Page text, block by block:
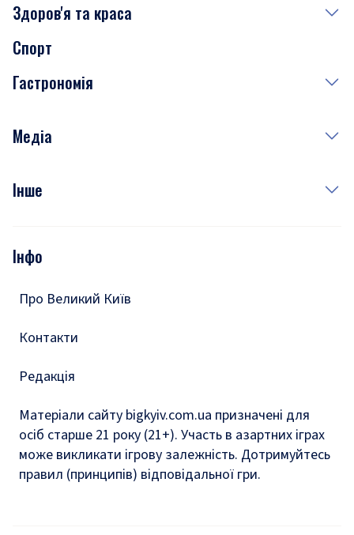
Сьогодні
Завтра
Субота
Здоров'я та краса
Медицина
Краса
Спорт
Гастрономія
Рецепти
Медіа
Фото
Подкасти
Інше
Тести
Інфо
Про Великий Київ
Контакти
Редакція
Матеріали сайту bigkyiv.com.ua призначені для
осіб старше 21 року (21+). Участь в азартних іграх
може викликати ігрову залежність. Дотримуйтесь
правил (принципів) відповідальної гри.